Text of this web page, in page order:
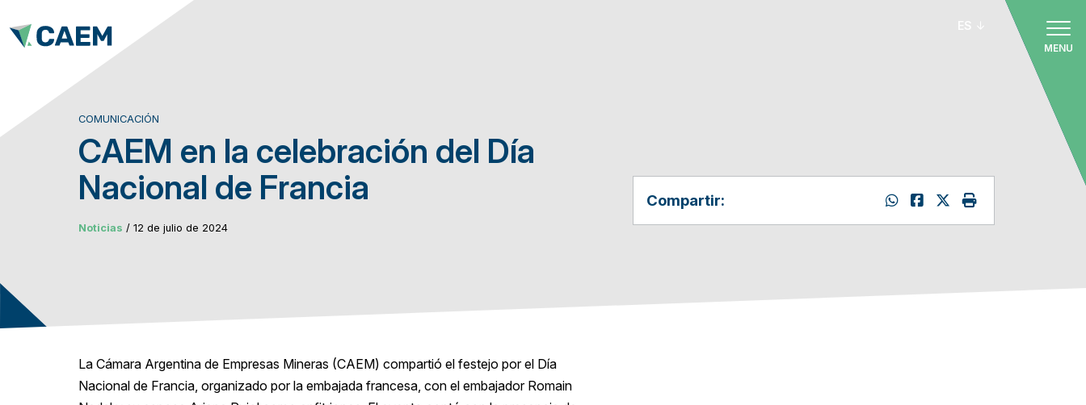
MENU
ES
COMUNICACIÓN
CAEM en la celebración del Día
Nacional de Francia
Noticias / 12 de julio de 2024
La Cámara Argentina de Empresas Mineras (CAEM) compartió el festejo por el Día
Nacional de Francia, organizado por la embajada francesa, con el embajador Romain
Compartir: